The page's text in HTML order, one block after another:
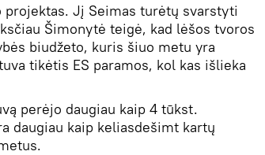
Jį Seimas turėtų svarstyti
Šimonytė teigė, kad lėšos tvoros
biudžeto, kuris šiuo metu yra
tikėtis ES paramos, kol kas išlieka
perėjo daugiau kaip 4 tūkst.
daugiau kaip keliasdešimt kartų